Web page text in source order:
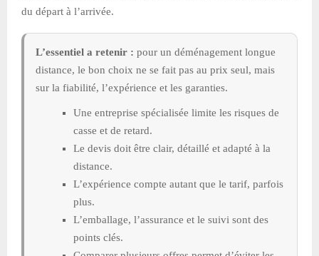
du départ à l’arrivée.
L’essentiel a retenir : pour un déménagement longue
distance, le bon choix ne se fait pas au prix seul, mais
sur la fiabilité, l’expérience et les garanties.
Une entreprise spécialisée limite les risques de
casse et de retard.
Le devis doit être clair, détaillé et adapté à la
distance.
L’expérience compte autant que le tarif, parfois
plus.
L’emballage, l’assurance et le suivi sont des
points clés.